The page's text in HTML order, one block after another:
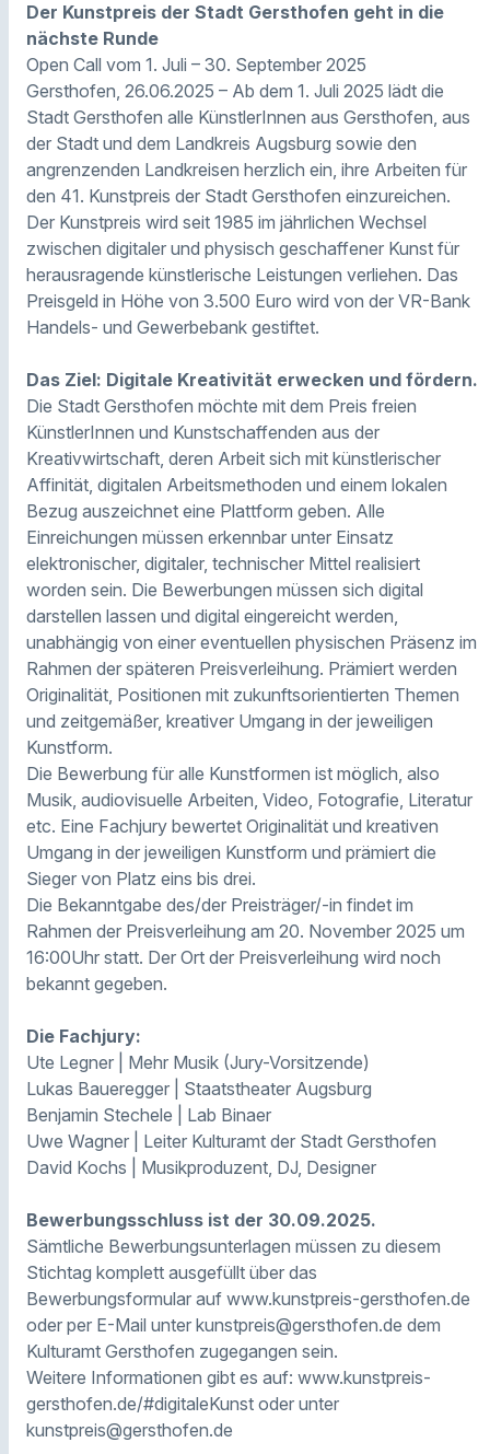
Der Kunstpreis der Stadt Gersthofen geht in die
nächste Runde
Open Call vom 1. Juli – 30. September 2025
Gersthofen, 26.06.2025 – Ab dem 1. Juli 2025 lädt die
Stadt Gersthofen alle KünstlerInnen aus Gersthofen, aus
der Stadt und dem Landkreis Augsburg sowie den
angrenzenden Landkreisen herzlich ein, ihre Arbeiten für
den 41. Kunstpreis der Stadt Gersthofen einzureichen.
Der Kunstpreis wird seit 1985 im jährlichen Wechsel
zwischen digitaler und physisch geschaffener Kunst für
herausragende künstlerische Leistungen verliehen. Das
Preisgeld in Höhe von 3.500 Euro wird von der VR-Bank
Handels- und Gewerbebank gestiftet.
Das Ziel: Digitale Kreativität erwecken und fördern.
Die Stadt Gersthofen möchte mit dem Preis freien
KünstlerInnen und Kunstschaffenden aus der
Kreativwirtschaft, deren Arbeit sich mit künstlerischer
Affinität, digitalen Arbeitsmethoden und einem lokalen
Bezug auszeichnet eine Plattform geben. Alle
Einreichungen müssen erkennbar unter Einsatz
elektronischer, digitaler, technischer Mittel realisiert
worden sein. Die Bewerbungen müssen sich digital
darstellen lassen und digital eingereicht werden,
unabhängig von einer eventuellen physischen Präsenz im
Rahmen der späteren Preisverleihung. Prämiert werden
Originalität, Positionen mit zukunftsorientierten Themen
und zeitgemäßer, kreativer Umgang in der jeweiligen
Kunstform.
Die Bewerbung für alle Kunstformen ist möglich, also
Musik, audiovisuelle Arbeiten, Video, Fotografie, Literatur
etc. Eine Fachjury bewertet Originalität und kreativen
Umgang in der jeweiligen Kunstform und prämiert die
Sieger von Platz eins bis drei.
Die Bekanntgabe des/der Preisträger/-in findet im
Rahmen der Preisverleihung am 20. November 2025 um
16:00Uhr statt. Der Ort der Preisverleihung wird noch
bekannt gegeben.
Die Fachjury:
Ute Legner | Mehr Musik (Jury-Vorsitzende)
Lukas Baueregger | Staatstheater Augsburg
Benjamin Stechele | Lab Binaer
Uwe Wagner | Leiter Kulturamt der Stadt Gersthofen
David Kochs | Musikproduzent, DJ, Designer
Bewerbungsschluss ist der 30.09.2025.
Sämtliche Bewerbungsunterlagen müssen zu diesem
Stichtag komplett ausgefüllt über das
Bewerbungsformular auf www.kunstpreis-gersthofen.de
oder per E-Mail unter kunstpreis@gersthofen.de dem
Kulturamt Gersthofen zugegangen sein.
Weitere Informationen gibt es auf: www.kunstpreis-
gersthofen.de/#digitaleKunst oder unter
kunstpreis@gersthofen.de